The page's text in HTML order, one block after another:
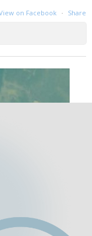
on Facebook · Share